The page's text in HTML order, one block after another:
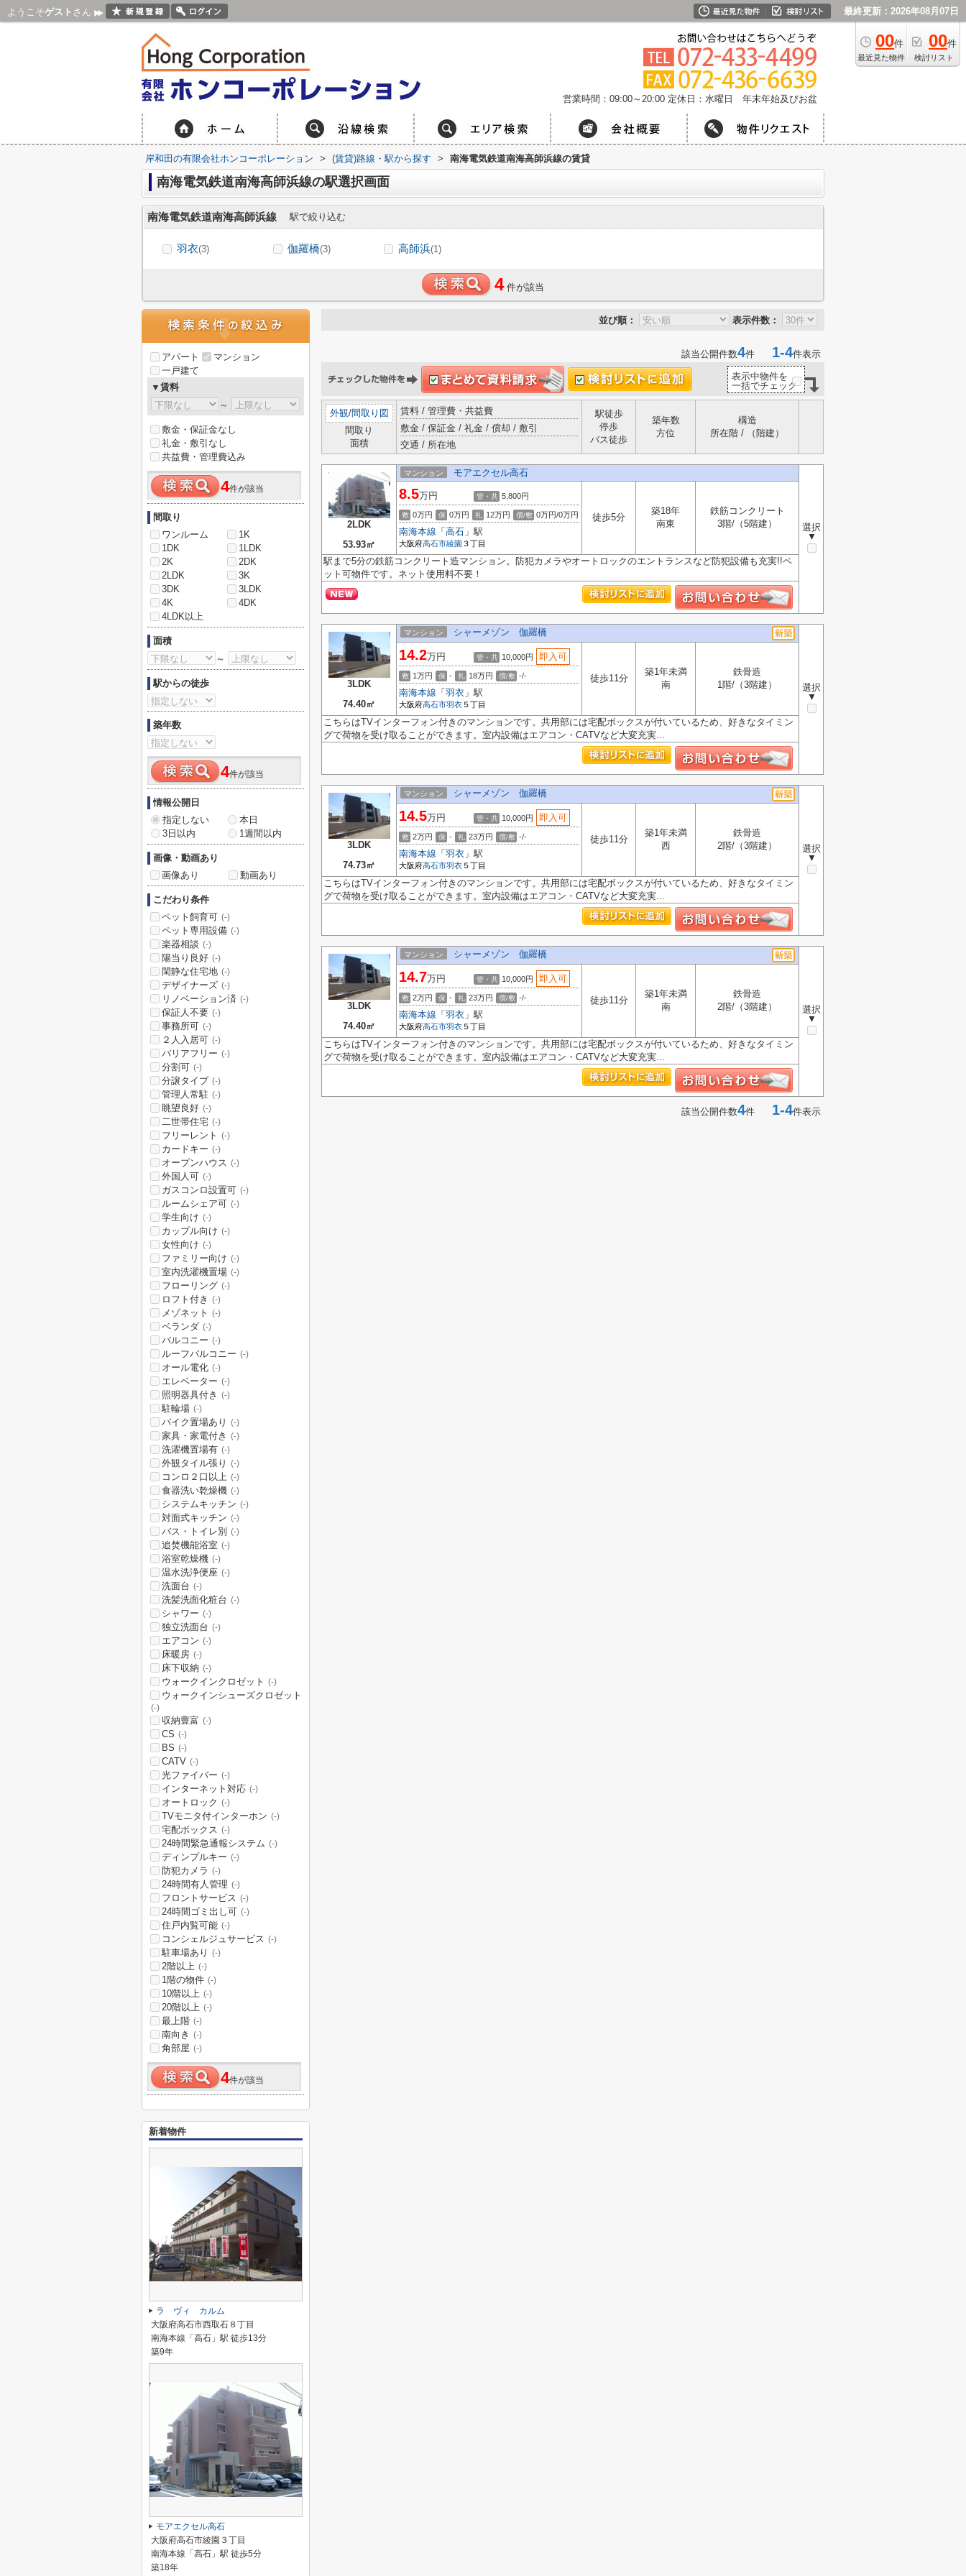
ようこそゲスト さん 最終更新：2026年08月07日
00件
最近見た物件
00件
検討リスト
営業時間：09:00～20:00 定休日：水曜日 年末年始及びお盆
岸和田の有限会社ホンコーポレーション > (賃貸)路線・駅から探す > 南海電気鉄道南海高師浜線の賃貸
南海電気鉄道南海高師浜線の駅選択画面
南海電気鉄道南海高師浜線 駅で絞り込む
羽衣(3) 伽羅橋(3) 高師浜(1)
4 件が該当
並び順： 表示件数：
該当公開件数4件 1-4件表示
表示中物件を
一括でチェック
外観/間取り図
間取り
面積
賃料 / 管理費・共益費
敷金 / 保証金 / 礼金 / 償却 / 敷引
交通 / 所在地
駅徒歩
停歩
バス徒歩
築年数
方位
構造
所在階 / （階建）
2LDK
53.93㎡
マンション モアエクセル高石
選択
▼
8.5万円 管・共 5,800円
敷 0万円 保 0万円 礼 12万円 償/敷 0万円/0万円
南海本線 「 高石 」駅
大阪府高石市綾園 ３丁目
徒歩5分
築18年
南東
鉄筋コンクリート
3階/（5階建）
駅まで5分の鉄筋コンクリート造マンション。防犯カメラやオートロックのエントランスなど防犯設備も充実!!ペ
ット可物件です。ネット使用料不要！
3LDK
74.40㎡
マンション シャーメゾン 伽羅橋
選択
▼
14.2万円 管・共 10,000円 即入可
敷 1万円 保 - 礼 18万円 償/敷 -/-
南海本線 「 羽衣 」駅
大阪府高石市羽衣 ５丁目
徒歩11分
築1年未満
南
鉄骨造
1階/（3階建）
こちらはTVインターフォン付きのマンションです。共用部には宅配ボックスが付いているため、好きなタイミン
グで荷物を受け取ることができます。室内設備はエアコン・CATVなど大変充実...
3LDK
74.73㎡
マンション シャーメゾン 伽羅橋
選択
▼
14.5万円 管・共 10,000円 即入可
敷 2万円 保 - 礼 23万円 償/敷 -/-
南海本線 「 羽衣 」駅
大阪府高石市羽衣 ５丁目
徒歩11分
築1年未満
西
鉄骨造
2階/（3階建）
こちらはTVインターフォン付きのマンションです。共用部には宅配ボックスが付いているため、好きなタイミン
グで荷物を受け取ることができます。室内設備はエアコン・CATVなど大変充実...
3LDK
74.40㎡
マンション シャーメゾン 伽羅橋
選択
▼
14.7万円 管・共 10,000円 即入可
敷 2万円 保 - 礼 23万円 償/敷 -/-
南海本線 「 羽衣 」駅
大阪府高石市羽衣 ５丁目
徒歩11分
築1年未満
南
鉄骨造
2階/（3階建）
こちらはTVインターフォン付きのマンションです。共用部には宅配ボックスが付いているため、好きなタイミン
グで荷物を受け取ることができます。室内設備はエアコン・CATVなど大変充実...
該当公開件数4件 1-4件表示
アパート
マンション
一戸建て
▼賃料
～
敷金・保証金なし
礼金・敷引なし
共益費・管理費込み
4件が該当
間取り
ワンルーム
1K
1DK
1LDK
2K
2DK
2LDK
3K
3DK
3LDK
4K
4DK
4LDK以上
面積
～
駅からの徒歩
築年数
4件が該当
情報公開日
指定しない
本日
3日以内
1週間以内
画像・動画あり
画像あり
動画あり
こだわり条件
ペット飼育可 (-)
ペット専用設備 (-)
楽器相談 (-)
陽当り良好 (-)
閑静な住宅地 (-)
デザイナーズ (-)
リノベーション済 (-)
保証人不要 (-)
事務所可 (-)
２人入居可 (-)
バリアフリー (-)
分割可 (-)
分譲タイプ (-)
管理人常駐 (-)
眺望良好 (-)
二世帯住宅 (-)
フリーレント (-)
カードキー (-)
オープンハウス (-)
外国人可 (-)
ガスコンロ設置可 (-)
ルームシェア可 (-)
学生向け (-)
カップル向け (-)
女性向け (-)
ファミリー向け (-)
室内洗濯機置場 (-)
フローリング (-)
ロフト付き (-)
メゾネット (-)
ベランダ (-)
バルコニー (-)
ルーフバルコニー (-)
オール電化 (-)
エレベーター (-)
照明器具付き (-)
駐輪場 (-)
バイク置場あり (-)
家具・家電付き (-)
洗濯機置場有 (-)
外観タイル張り (-)
コンロ２口以上 (-)
食器洗い乾燥機 (-)
システムキッチン (-)
対面式キッチン (-)
バス・トイレ別 (-)
追焚機能浴室 (-)
浴室乾燥機 (-)
温水洗浄便座 (-)
洗面台 (-)
洗髪洗面化粧台 (-)
シャワー (-)
独立洗面台 (-)
エアコン (-)
床暖房 (-)
床下収納 (-)
ウォークインクロゼット (-)
ウォークインシューズクロゼット
(-)
収納豊富 (-)
CS (-)
BS (-)
CATV (-)
光ファイバー (-)
インターネット対応 (-)
オートロック (-)
TVモニタ付インターホン (-)
宅配ボックス (-)
24時間緊急通報システム (-)
ディンプルキー (-)
防犯カメラ (-)
24時間有人管理 (-)
フロントサービス (-)
24時間ゴミ出し可 (-)
住戸内覧可能 (-)
コンシェルジュサービス (-)
駐車場あり (-)
2階以上 (-)
1階の物件 (-)
10階以上 (-)
20階以上 (-)
最上階 (-)
南向き (-)
角部屋 (-)
4件が該当
新着物件
ラ ヴィ カルム
大阪府高石市西取石８丁目
南海本線「高石」駅 徒歩13分
築9年
モアエクセル高石
大阪府高石市綾園３丁目
南海本線「高石」駅 徒歩5分
築18年